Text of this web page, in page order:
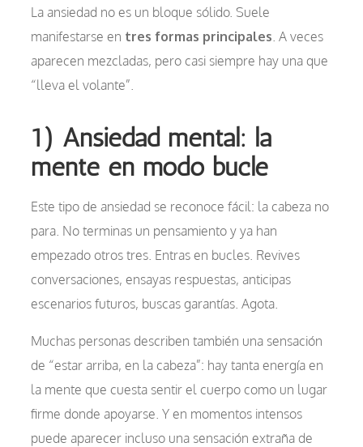
La ansiedad no es un bloque sólido. Suele
manifestarse en tres formas principales . A veces
aparecen mezcladas, pero casi siempre hay una que
“lleva el volante”.
1) Ansiedad mental: la
mente en modo bucle
Este tipo de ansiedad se reconoce fácil: la cabeza no
para. No terminas un pensamiento y ya han
empezado otros tres. Entras en bucles. Revives
conversaciones, ensayas respuestas, anticipas
escenarios futuros, buscas garantías. Agota.
Muchas personas describen también una sensación
de “estar arriba, en la cabeza”: hay tanta energía en
la mente que cuesta sentir el cuerpo como un lugar
firme donde apoyarse. Y en momentos intensos
puede aparecer incluso una sensación extraña de